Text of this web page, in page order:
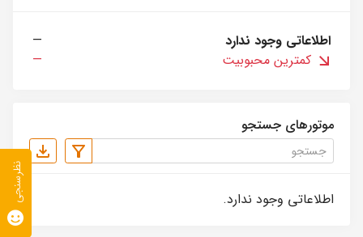
اطلاعاتی وجود ندارد
—
کمترین محبوبیت
—
موتورهای جستجو
اطلاعاتی وجود ندارد. نظرسنجی